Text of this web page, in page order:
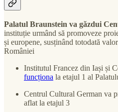
Palatul Braunstein va găzdui
instituție urmând să promoveze
și europene, susținând totodată
României
Institutul Francez din Iași și
funcționa la etajul 1 al
Centrul Cultural German va
aflat la etajul 3